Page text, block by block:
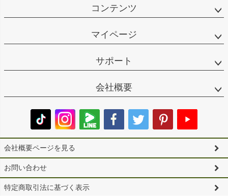
コンテンツ
マイページ
サポート
会社概要
会社概要ページを見る
お問い合わせ
特定商取引法に基づく表示